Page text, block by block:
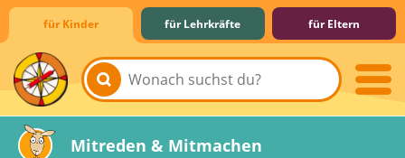
für Kinder für Lehrkräfte für Eltern
Lernen & Schule
Hobby & Freizeit
Spiel & Spaß
Mitreden & Mitmachen